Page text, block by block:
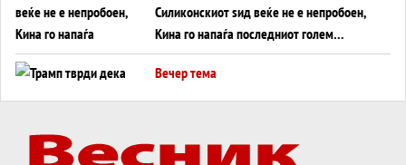
Силиконскиот ѕид веќе не е непробоен,
Кина го напаѓа последниот голем
монопол на Западот?
Вечер тема
Вечер тема